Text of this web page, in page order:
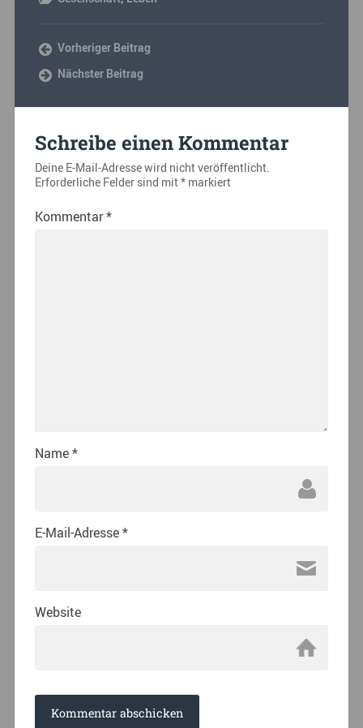
Vorheriger Beitrag
Nächster Beitrag
Schreibe einen Kommentar
Deine E-Mail-Adresse wird nicht veröffentlicht.
Erforderliche Felder sind mit*markiert
Kommentar*
Name*
E-Mail-Adresse*
Website